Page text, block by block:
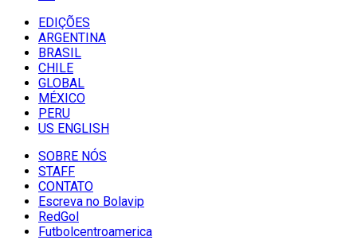
EDIÇÕES
ARGENTINA
BRASIL
CHILE
GLOBAL
MÉXICO
PERU
US ENGLISH
SOBRE NÓS
STAFF
CONTATO
Escreva no Bolavip
RedGol
Futbolcentroamerica